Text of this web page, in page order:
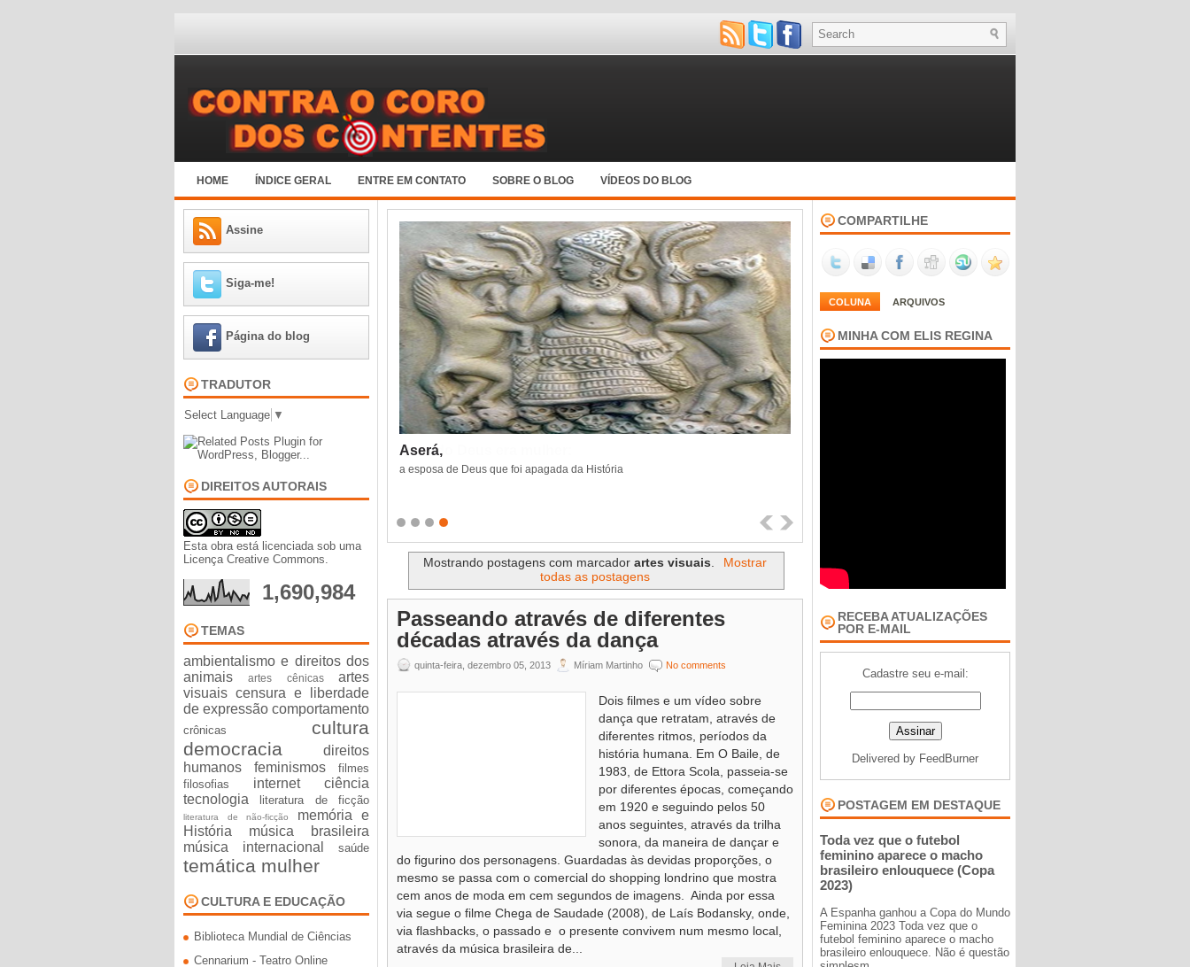
HOME ÍNDICE GERAL ENTRE EM CONTATO SOBRE O BLOG VÍDEOS DO BLOG
Assine
Siga-me!
Página do blog
TRADUTOR
Select Language ▼
DIREITOS AUTORAIS
Esta obra está licenciada sob uma
Licença Creative Commons.
1,690,984
TEMAS
ambientalismo e direitos dos
animais
artes cênicas
artes
visuais censura e liberdade
de expressão comportamento
crônicas
cultura
democracia
direitos
humanos
feminismos
filmes
filosofias
internet ciência
tecnologia
literatura de ficção
literatura de não-ficção
memória e
História
música brasileira
música internacional
saúde
temática mulher
CULTURA E EDUCAÇÃO
Biblioteca Mundial de Ciências
Cennarium - Teatro Online
Aserá,
a esposa de Deus que foi apagada da História
Mostrando postagens com marcadorartes visuais.
Mostrar
todas as postagens
Passeando através de diferentes
décadas através da dança
quinta-feira, dezembro 05, 2013 Míriam Martinho No comments
Dois filmes e um vídeo sobre
dança que retratam, através de
diferentes ritmos, períodos da
história humana. Em O Baile, de
1983, de Ettora Scola, passeia-se
por diferentes épocas, começando
em 1920 e seguindo pelos 50
anos seguintes, através da trilha
sonora, da maneira de dançar e
do figurino dos personagens. Guardadas às devidas proporções, o
mesmo se passa com o comercial do shopping londrino que mostra
cem anos de moda em cem segundos de imagens. Ainda por essa
via segue o filme Chega de Saudade (2008), de Laís Bodansky, onde,
via flashbacks, o passado e o presente convivem num mesmo local,
através da música brasileira de...
COMPARTILHE
COLUNA ARQUIVOS
MINHA COM ELIS REGINA
RECEBA ATUALIZAÇÕES
POR E-MAIL
Cadastre seu e-mail:
Delivered by FeedBurner
POSTAGEM EM DESTAQUE
Toda vez que o futebol
feminino aparece o macho
brasileiro enlouquece (Copa
2023)
A Espanha ganhou a Copa do Mundo
Feminina 2023 Toda vez que o
futebol feminino aparece o macho
brasileiro enlouquece. Não é questão